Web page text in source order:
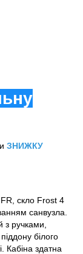
ЗНИЖКУ
скло Frost 4
санвузла.
з ручками,
білого
Кабіна здатна